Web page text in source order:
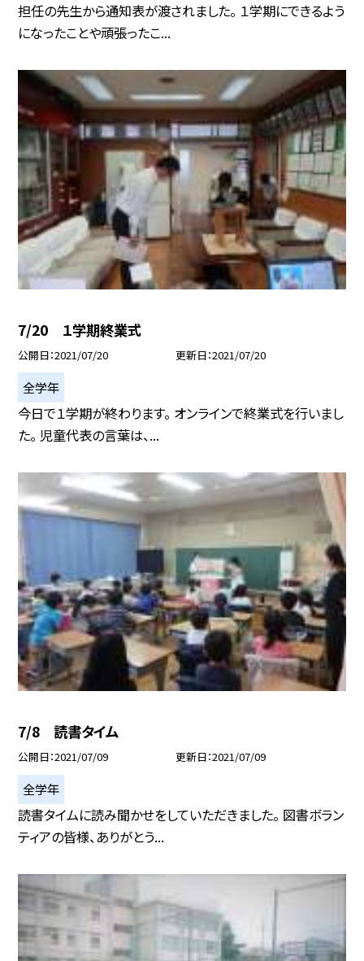
担任の先生から通知表が渡されました。 １学期にできるよう
になったことや頑張ったこ...
7/20 １学期終業式
公開日 2021/07/20 更新日 2021/07/20
全学年
今日で１学期が終わります。 オンラインで終業式を行いまし
た。 児童代表の言葉は、...
7/8 読書タイム
公開日 2021/07/09 更新日 2021/07/09
全学年
読書タイムに読み聞かせをしていただきました。 図書ボラン
ティアの皆様、ありがとう...